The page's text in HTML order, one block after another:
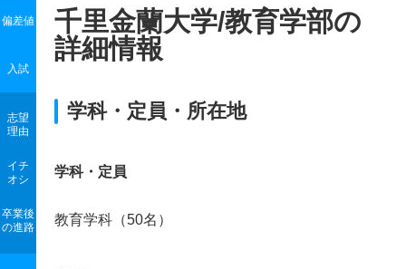
偏差値
入試
志望
理由
イチ
オシ
卒業後
の進路
千里金蘭大学/教育学部の
詳細情報
学科・定員・所在地
学科・定員
教育学科（50名）